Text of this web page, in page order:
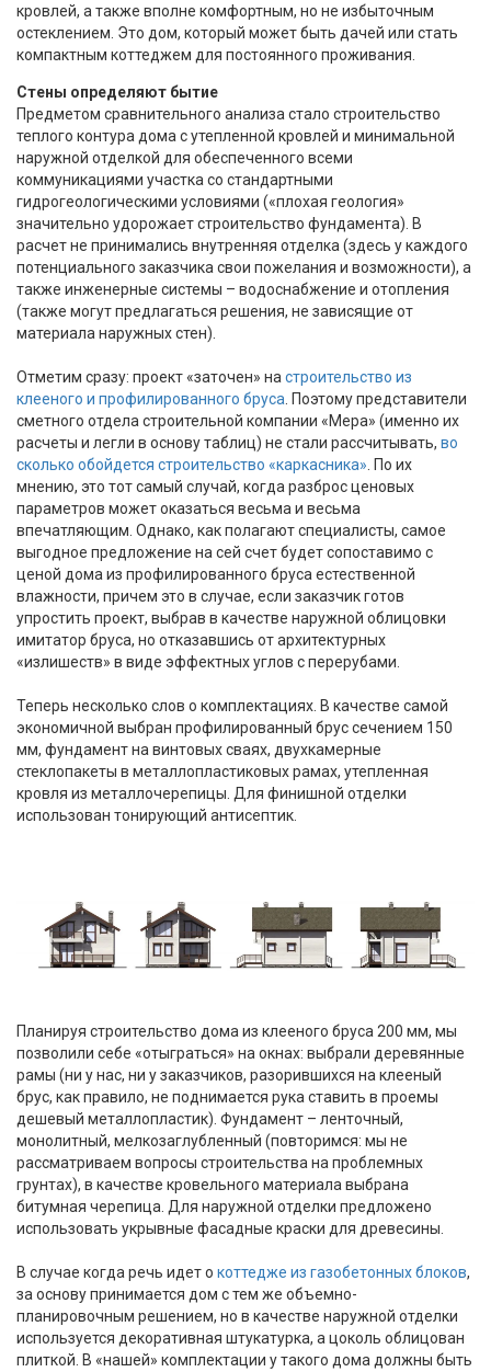
кровлей, а также вполне комфортным, но не избыточным
остеклением. Это дом, который может быть дачей или стать
компактным коттеджем для постоянного проживания.
Стены определяют бытие
Предметом сравнительного анализа стало строительство
теплого контура дома с утепленной кровлей и минимальной
наружной отделкой для обеспеченного всеми
коммуникациями участка со стандартными
гидрогеологическими условиями («плохая геология»
значительно удорожает строительство фундамента). В
расчет не принимались внутренняя отделка (здесь у каждого
потенциального заказчика свои пожелания и возможности), а
также инженерные системы – водоснабжение и отопления
(также могут предлагаться решения, не зависящие от
материала наружных стен).
Отметим сразу: проект «заточен» настроительство из
клееного и профилированного бруса. Поэтому представители
сметного отдела строительной компании «Мера» (именно их
расчеты и легли в основу таблиц) не стали рассчитывать, во
сколько обойдется строительство «каркасника». По их
мнению, это тот самый случай, когда разброс ценовых
параметров может оказаться весьма и весьма
впечатляющим. Однако, как полагают специалисты, самое
выгодное предложение на сей счет будет сопоставимо с
ценой дома из профилированного бруса естественной
влажности, причем это в случае, если заказчик готов
упростить проект, выбрав в качестве наружной облицовки
имитатор бруса, но отказавшись от архитектурных
«излишеств» в виде эффектных углов с перерубами.
Теперь несколько слов о комплектациях. В качестве самой
экономичной выбран профилированный брус сечением 150
мм, фундамент на винтовых сваях, двухкамерные
стеклопакеты в металлопластиковых рамах, утепленная
кровля из металлочерепицы. Для финишной отделки
использован тонирующий антисептик.
Планируя строительство дома из клееного бруса 200 мм, мы
позволили себе «отыграться» на окнах: выбрали деревянные
рамы (ни у нас, ни у заказчиков, разорившихся на клееный
брус, как правило, не поднимается рука ставить в проемы
дешевый металлопластик). Фундамент – ленточный,
монолитный, мелкозаглубленный (повторимся: мы не
рассматриваем вопросы строительства на проблемных
грунтах), в качестве кровельного материала выбрана
битумная черепица. Для наружной отделки предложено
использовать укрывные фасадные краски для древесины.
В случае когда речь идет о коттедже из газобетонных блоков,
за основу принимается дом с тем же объемно-
планировочным решением, но в качестве наружной отделки
используется декоративная штукатурка, а цоколь облицован
плиткой. В «нашей» комплектации у такого дома должны быть